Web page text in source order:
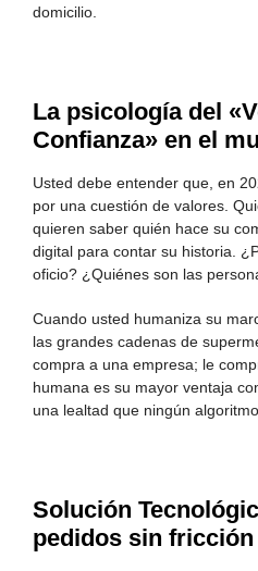
domicilio.
La psicología del
Confianza» en el
Usted debe entender que, en
por una cuestión de valores.
quieren saber quién hace su
digital para contar su historia.
oficio? ¿Quiénes son las
Cuando usted humaniza su
las grandes cadenas de
compra a una empresa; le
humana es su mayor ventaja
una lealtad que ningún
Solución
pedidos sin fricción